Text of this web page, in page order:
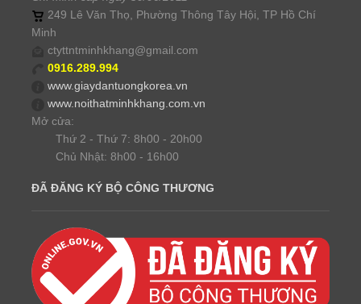
249 Lê Văn Thọ, Phường Thông Tây Hội, TP Hồ Chí
Minh
ctyttntminhkhang@gmail.com
0916.289.994
www.giaydantuongkorea.vn
www.noithatminhkhang.com.vn
Mở cửa:
Thứ 2 - Thứ 7: 8h00 - 20h00
Chủ Nhật: 8h00 - 16h00
ĐÃ ĐĂNG KÝ BỘ CÔNG THƯƠNG